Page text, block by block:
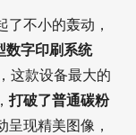
了不小的轰动，
字印刷系统
这款设备最大的
打破了普通碳粉
呈现精美图像，